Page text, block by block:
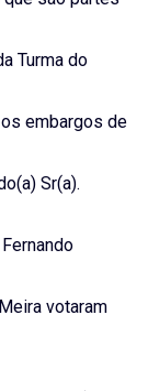
Turma do
os embargos de
Sr(a).
votaram